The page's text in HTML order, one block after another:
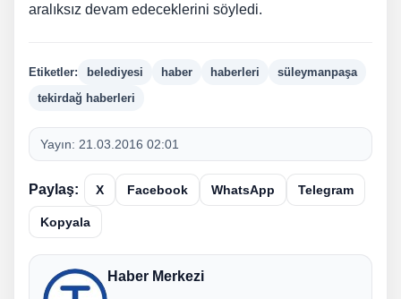
aralıksız devam edeceklerini söyledi.
Etiketler: belediyesi haber haberleri
süleymanpaşa
tekirdağ haberleri
Yayın: 21.03.2016 02:01
Paylaş: X Facebook WhatsApp Telegram
Kopyala
Haber Merkezi